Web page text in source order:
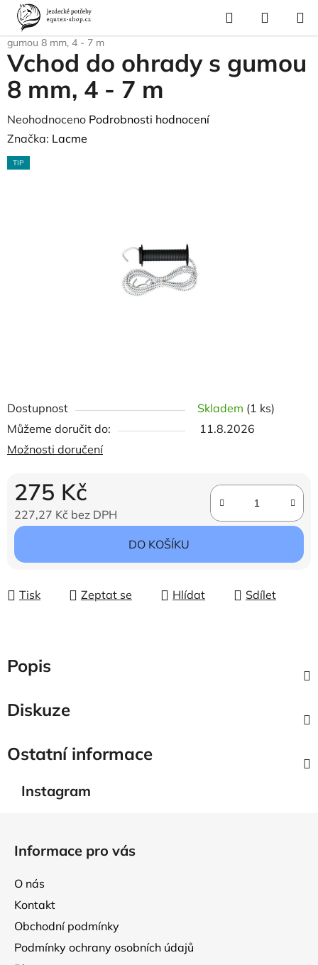
Přejít
obsah
Hledat
KOŠÍK
Domů
Vybavení stáje
gumou 8 mm, 4 - 7 m
Dostupnost Skladem (1 ks)
Můžeme doručit do:
11.8.2026
Možnosti doručení
275 Kč
227,27 Kč bez DPH
Měrná cena:
DO KOŠÍKU
Tisk Zeptat se Hlídat Sdílet
Vchod do ohrady s gumou
8 mm, 4 - 7 m
Průměrné
hodnocení
produktu
Neohodnoceno Podrobnosti hodnocení
Značka: Lacme
TIP
Popis
Diskuze
Ostatní informace
Instagram
Informace pro vás
O nás
Kontakt
Obchodní podmínky
Podmínky ochrany osobních údajů